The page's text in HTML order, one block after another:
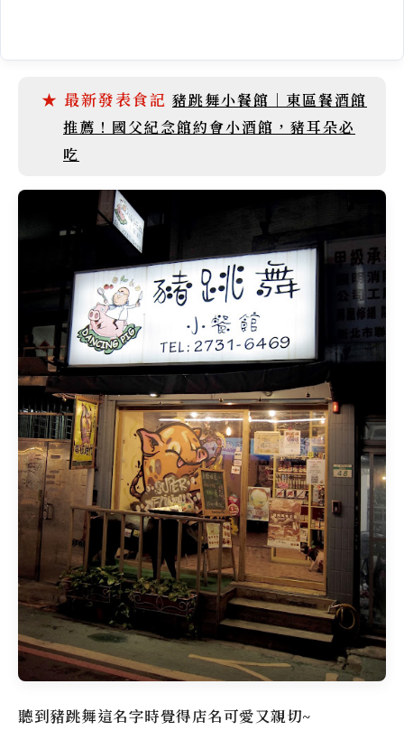
豬跳舞小餐館｜東區餐酒館
推薦！國父紀念館約會小酒館，豬耳朵必
吃
聽到豬跳舞這名字時覺得店名可愛又親切~